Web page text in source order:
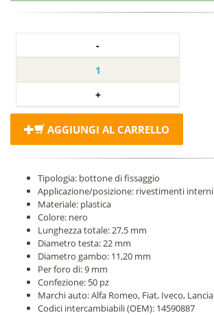
AGGIUNGI AL CARRELLO
Tipologia: bottone di fissaggio
Applicazione/posizione: rivestimenti interni
Materiale: plastica
Colore: nero
Lunghezza totale: 27,5 mm
Diametro testa: 22 mm
Diametro gambo: 11,20 mm
Per foro di: 9 mm
Confezione: 50 pz
Marchi auto: Alfa Romeo, Fiat, Iveco, Lancia
Codici intercambiabili (OEM): 14590887